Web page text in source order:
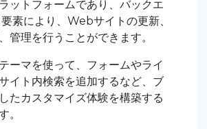
ットフォームであり、バックエ
素により、Webサイトの更新、
管理を行うことができます。
ーマを使って、フォームやライ
イト内検索を追加するなど、ブ
たカスタマイズ体験を構築する
。